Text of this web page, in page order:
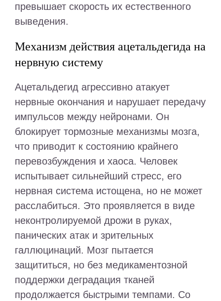
превышает скорость их естественного
выведения.
Механизм действия ацетальдегида на
нервную систему
Ацетальдегид агрессивно атакует
нервные окончания и нарушает передачу
импульсов между нейронами. Он
блокирует тормозные механизмы мозга,
что приводит к состоянию крайнего
перевозбуждения и хаоса. Человек
испытывает сильнейший стресс, его
нервная система истощена, но не может
расслабиться. Это проявляется в виде
неконтролируемой дрожи в руках,
панических атак и зрительных
галлюцинаций. Мозг пытается
защититься, но без медикаментозной
поддержки деградация тканей
продолжается быстрыми темпами. Со